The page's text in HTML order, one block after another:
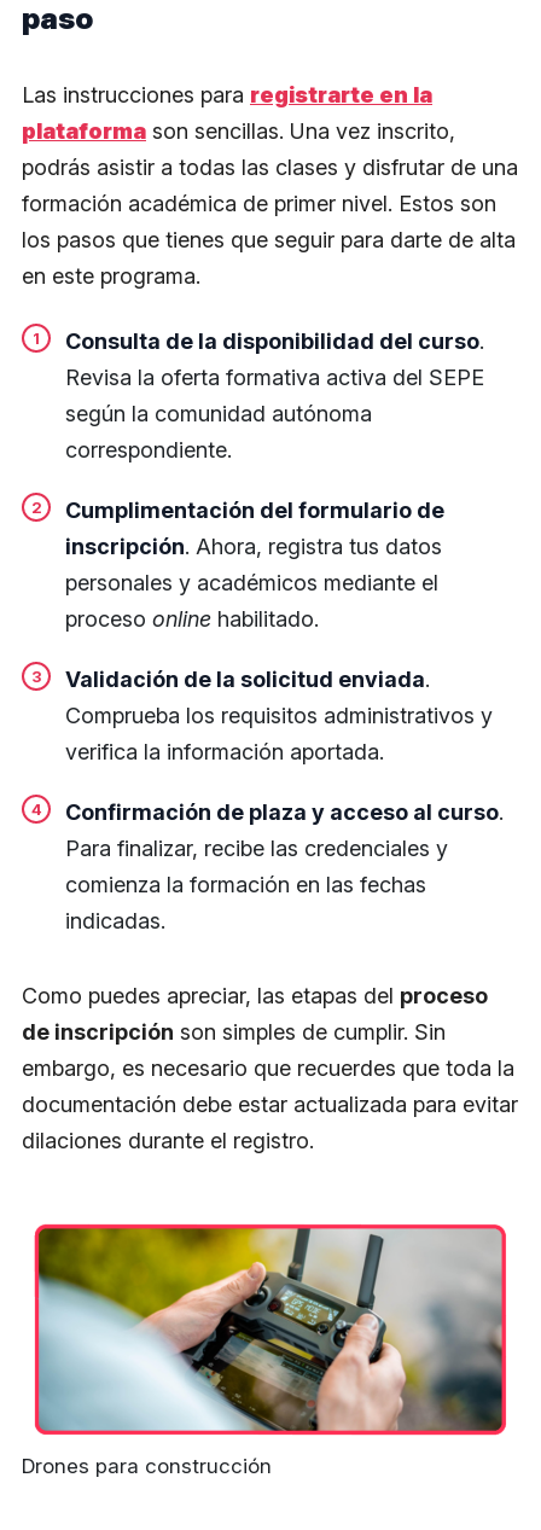
paso
Las instrucciones para registrarte en la
plataforma son sencillas. Una vez inscrito,
podrás asistir a todas las clases y disfrutar de una
formación académica de primer nivel. Estos son
los pasos que tienes que seguir para darte de alta
en este programa.
Consulta de la disponibilidad del curso.
Revisa la oferta formativa activa del SEPE
según la comunidad autónoma
correspondiente.
Cumplimentación del formulario de
inscripción. Ahora, registra tus datos
personales y académicos mediante el
proceso online habilitado.
Validación de la solicitud enviada.
Comprueba los requisitos administrativos y
verifica la información aportada.
Confirmación de plaza y acceso al curso.
Para finalizar, recibe las credenciales y
comienza la formación en las fechas
indicadas.
Como puedes apreciar, las etapas del proceso
de inscripción son simples de cumplir. Sin
embargo, es necesario que recuerdes que toda la
documentación debe estar actualizada para evitar
dilaciones durante el registro.
Drones para construcción